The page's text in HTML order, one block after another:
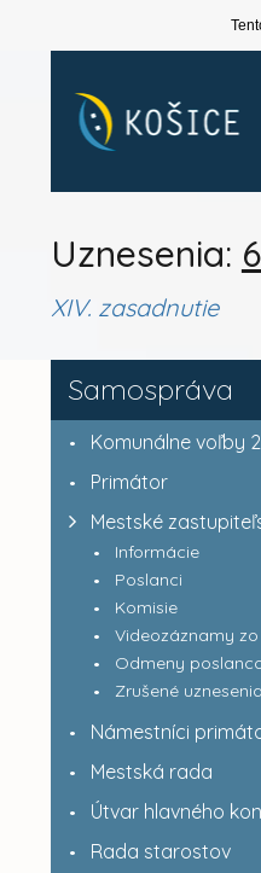
Uznesenia:
XIV. zasadnutie
Samospráva
Komunálne voľby
Primátor
Mestské
Informácie
Poslanci
Komisie
Videozáznamy
Odmeny
Zrušené uznesenia
Námestníci
Mestská rada
Útvar hlavného
Rada starostov